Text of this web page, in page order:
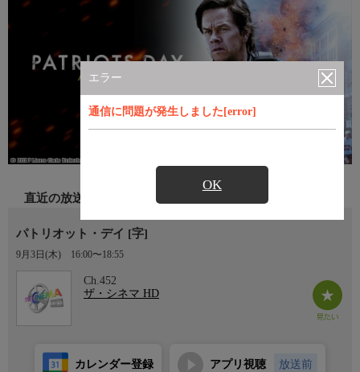
エラー
通信に問題が発生しました[error]
OK
直近の放送
パトリオット・デイ [字]
9月3日(木) 16:00〜18:55
Ch.452
ザ・シネマ HD
カレンダー登録 アプリ視聴 放送前